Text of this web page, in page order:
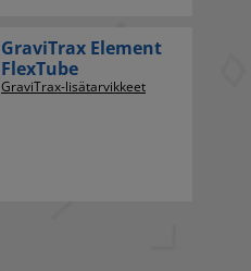
GraviTrax Element
FlexTube
GraviTrax-lisätarvikkeet